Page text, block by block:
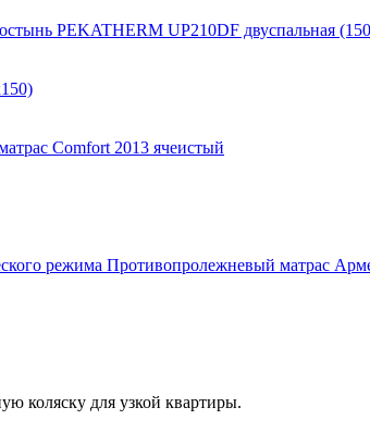
PEKATHERM UP210DF двуспальная
Comfort 2013 ячеистый
Противопролежневый матрас
коляску для узкой квартиры.